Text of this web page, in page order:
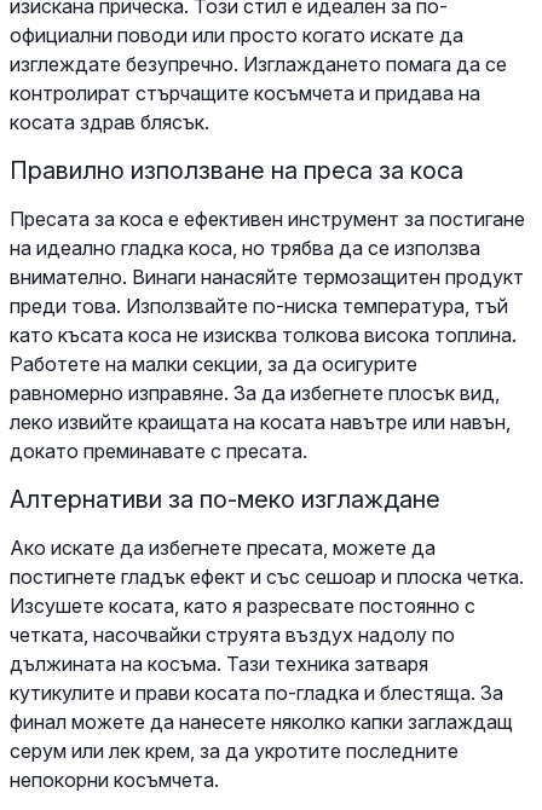
изискана прическа. Този стил е идеален за по-
официални поводи или просто когато искате да
изглеждате безупречно. Изглаждането помага да се
контролират стърчащите косъмчета и придава на
косата здрав блясък.
Правилно използване на преса за коса
Пресата за коса е ефективен инструмент за постигане
на идеално гладка коса, но трябва да се използва
внимателно. Винаги нанасяйте термозащитен продукт
преди това. Използвайте по-ниска температура, тъй
като късата коса не изисква толкова висока топлина.
Работете на малки секции, за да осигурите
равномерно изправяне. За да избегнете плосък вид,
леко извийте краищата на косата навътре или навън,
докато преминавате с пресата.
Алтернативи за по-меко изглаждане
Ако искате да избегнете пресата, можете да
постигнете гладък ефект и със сешоар и плоска четка.
Изсушете косата, като я разресвате постоянно с
четката, насочвайки струята въздух надолу по
дължината на косъма. Тази техника затваря
кутикулите и прави косата по-гладка и блестяща. За
финал можете да нанесете няколко капки заглаждащ
серум или лек крем, за да укротите последните
непокорни косъмчета.